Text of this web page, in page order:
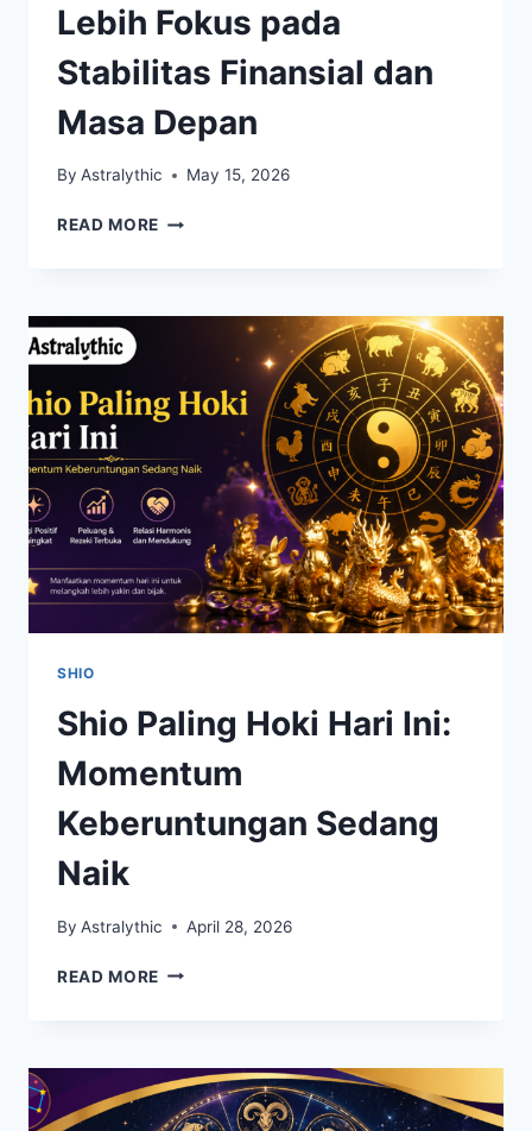
Lebih Fokus pada
Stabilitas Finansial dan
Masa Depan
By Astralythic May 15, 2026
READ MORE SHIO
FOKUS
STABILITAS
FINANSIAL
DAN
DEPAN
SHIO
Shio Paling Hoki Hari Ini:
Momentum
Keberuntungan Sedang
Naik
By Astralythic April 28, 2026
READ MORE SHIO
INI:
MOMENTUM
KEBERUNTUNGAN